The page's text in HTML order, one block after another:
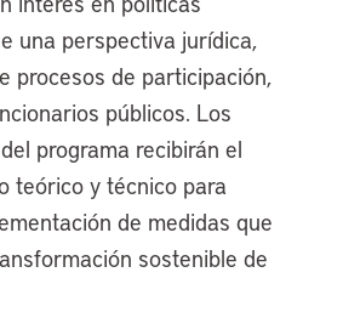
una perspectiva jurídica,
procesos de participación,
públicos. Los
programa recibirán el
teórico y técnico para
de medidas que
sostenible de